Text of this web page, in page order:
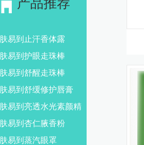
产品推荐
肤易到止汗香体露
肤易到护眼走珠棒
肤易到舒醒走珠棒
肤易到舒缓修护唇膏
肤易到亮透水光素颜精
华
肤易到杏仁腋香粉
肤易到蒸汽眼罩